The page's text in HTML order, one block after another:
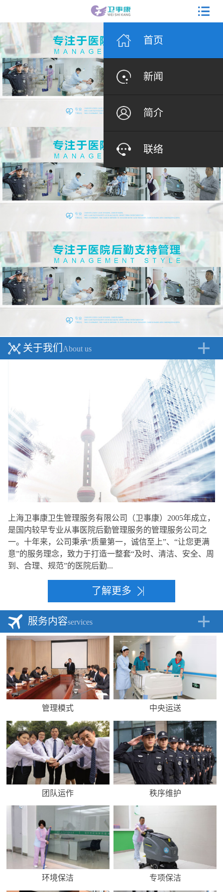
首页
新闻
简介
联络
关于我们 About us
上海卫事康卫生管理服务有限公司（卫事康）2005年成立，
是国内较早专业从事医院后勤管理服务的管理服务公司之
一。十年来，公司秉承“质量第一，诚信至上”、“让您更满
意”的服务理念，致力于打造一整套“及时、清洁、安全、周
到、合理、规范”的医院后勤...
了解更多
服务内容services
管理模式 中央运送
团队运作 秩序维护
环境保洁 专项保洁